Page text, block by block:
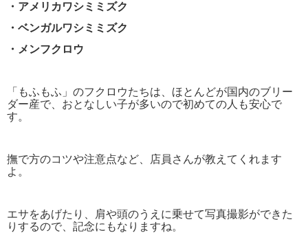
・アメリカワシミミズク
・ベンガルワシミミズク
・メンフクロウ
「もふもふ」のフクロウたちは、ほとんどが国内のブリー
ダー産で、おとなしい子が多いので初めての人も安心で
す。
撫で方のコツや注意点など、店員さんが教えてくれます
よ。
エサをあげたり、肩や頭のうえに乗せて写真撮影ができた
りするので、記念にもなりますね。